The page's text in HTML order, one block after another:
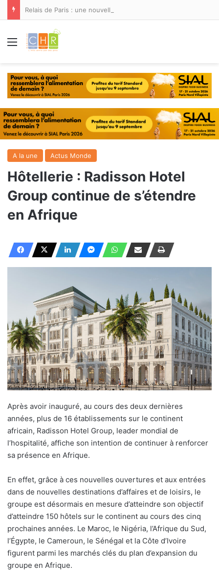
Menu
A la une Actus Monde
Hôtellerie : Radisson Hotel
Group continue de s’étendre
en Afrique
Après avoir inauguré, au cours des deux dernières
années, plus de 16 établissements sur le continent
africain, Radisson Hotel Group, leader mondial de
l’hospitalité, affiche son intention de continuer à renforcer
sa présence en Afrique.
En effet, grâce à ces nouvelles ouvertures et aux entrées
dans de nouvelles destinations d’affaires et de loisirs, le
groupe est désormais en mesure d’atteindre son objectif
d’atteindre 150 hôtels sur le continent au cours des cinq
prochaines années. Le Maroc, le Nigéria, l’Afrique du Sud,
l’Égypte, le Cameroun, le Sénégal et la Côte d’Ivoire
figurent parmi les marchés clés du plan d’expansion du
groupe en Afrique.